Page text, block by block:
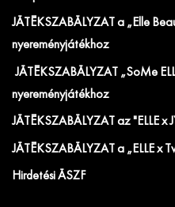
JÁTÉKSZABÁLYZAT a „Elle
nyereményjátékhoz
JÁTÉKSZABÁLYZAT „SoMe
nyereményjátékhoz
JÁTÉKSZABÁLYZAT az "ELLE x
JÁTÉKSZABÁLYZAT a „ELLE x
Hirdetési ÁSZF